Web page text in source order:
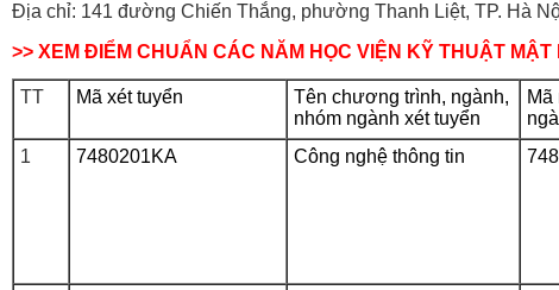
Địa chỉ: 141 đường Chiến Thắng, phường Thanh Liệt, TP. Hà
>> XEM ĐIỂM CHUẨN CÁC NĂM HỌC VIỆN KỸ THUẬT MẬT
TT Mã xét tuyển
Tên chương trình, ngành,
nhóm ngành xét tuyển
Mã
1 7480201KA Công nghệ thông tin